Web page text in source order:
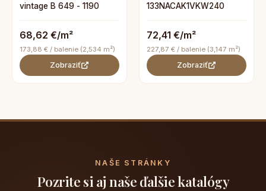
vintage B 649 - 1190
68,62 €/m²
173,88 € / balenie (2,534 m²)
Zobraziť
133NACAK1VKW240
72,41 €/m²
227,87 € / balenie (3,147 m²)
Zobraziť
NAŠE STRÁNKY
Pozrite si aj naše ďalšie katalógy